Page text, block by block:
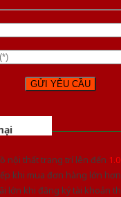
nội thất trang trí lên đến
khi mua đơn hàng lớn hơn
lớn khi đăng ký tài khoản